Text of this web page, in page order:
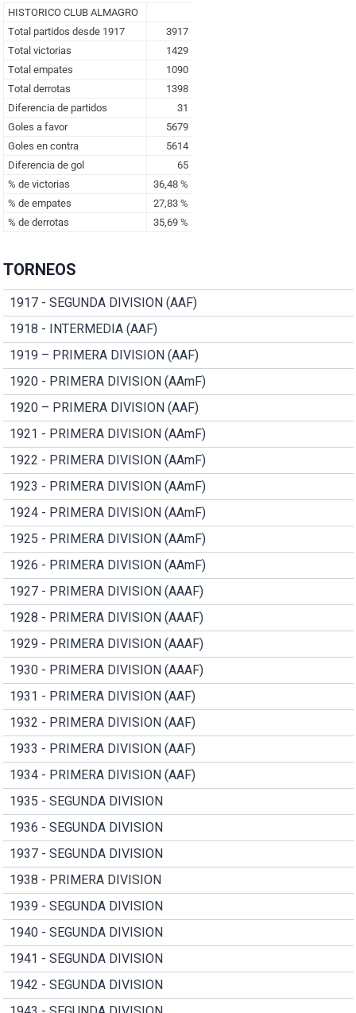
TORNEOS
1917 - SEGUNDA DIVISION (AAF)
1918 - INTERMEDIA (AAF)
1919 – PRIMERA DIVISION (AAF)
1920 - PRIMERA DIVISION (AAmF)
1920 – PRIMERA DIVISION (AAF)
1921 - PRIMERA DIVISION (AAmF)
1922 - PRIMERA DIVISION (AAmF)
1923 - PRIMERA DIVISION (AAmF)
1924 - PRIMERA DIVISION (AAmF)
1925 - PRIMERA DIVISION (AAmF)
1926 - PRIMERA DIVISION (AAmF)
1927 - PRIMERA DIVISION (AAAF)
1928 - PRIMERA DIVISION (AAAF)
1929 - PRIMERA DIVISION (AAAF)
1930 - PRIMERA DIVISION (AAAF)
1931 - PRIMERA DIVISION (AAF)
1932 - PRIMERA DIVISION (AAF)
1933 - PRIMERA DIVISION (AAF)
1934 - PRIMERA DIVISION (AAF)
1935 - SEGUNDA DIVISION
1936 - SEGUNDA DIVISION
1937 - SEGUNDA DIVISION
1938 - PRIMERA DIVISION
1939 - SEGUNDA DIVISION
1940 - SEGUNDA DIVISION
1941 - SEGUNDA DIVISION
1942 - SEGUNDA DIVISION